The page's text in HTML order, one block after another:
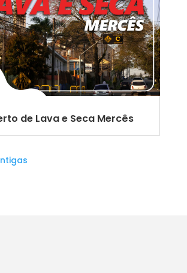
de Lava e Seca Mercês